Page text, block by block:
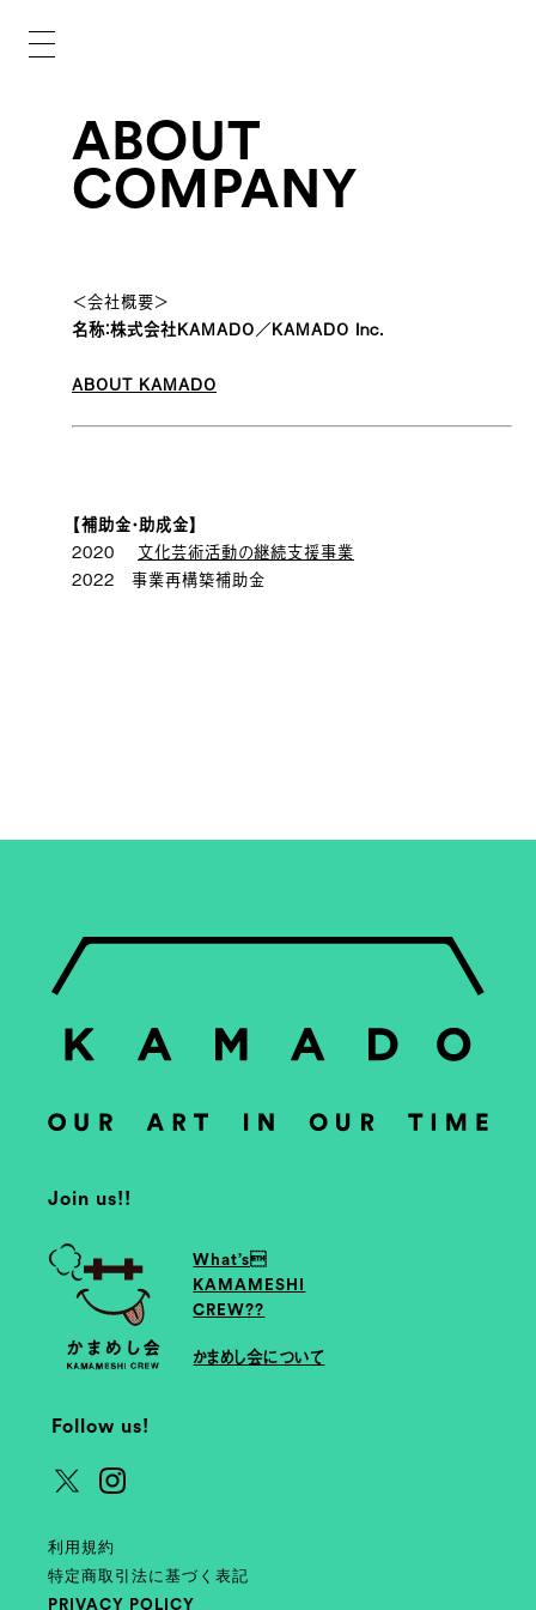
ABOUT
COMPANY
＜会社概要＞
名称：株式会社KAMADO／KAMADO Inc.
ABOUT KAMADO
【補助金・助成金】
2020 文化芸術活動の継続支援事業
2022 事業再構築補助金
Join us!!
What’s
KAMAMESHI
CREW??
かまめし会について
Follow us!
利用規約
特定商取引法に基づく表記
PRIVACY POLICY